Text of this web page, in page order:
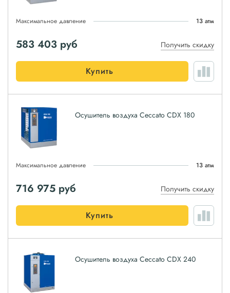
Максимальное давление 13 атм
583 403 руб Получить скидку
Купить
Осушитель воздуха Ceccato CDX 180
Максимальное давление 13 атм
716 975 руб Получить скидку
Купить
Осушитель воздуха Ceccato CDX 240